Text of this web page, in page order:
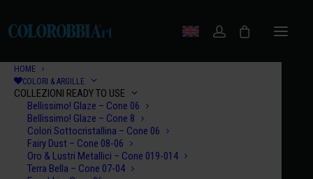
HOME
COLORI & ARGILLE
COLLEZIONI READY TO USE
Bellissimo! Glaze – Cone 06
Bellissimo! Glaze – Cone 8
Colori Sottocristallina – Cone 06
Fairy Dust – Cone 08-06
Oro & Lustri Metallici – Cone 019-014
Terra Bella – Cone 07-04